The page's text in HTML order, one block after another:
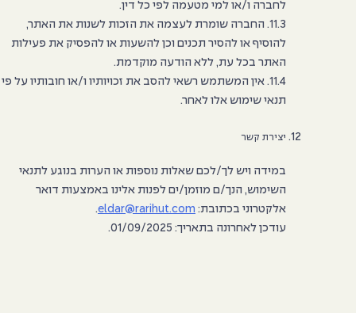
לחברה ו/או למי מטעמה לפי כל דין.
11.3. החברה שומרת לעצמה את הזכות לשנות את האתר,
להוסיף או להסיר תכנים וכן להשעות או להפסיק את פעילות
האתר בכל עת, ללא הודעה מוקדמת.
11.4. אין המשתמש רשאי להסב את זכויותיו ו/או חובותיו על פי
תנאי שימוש אלו לאחר.
יצירת קשר
במידה ויש לך/לכם שאלות נוספות או הערות בנוגע לתנאי
השימוש, הנך/ם מוזמן/ים לפנות אלינו באמצעות דואר
אלקטרוני בכתובת: eldar@rarihut.com
.
עודכן לאחרונה בתאריך: 01/09/2025.